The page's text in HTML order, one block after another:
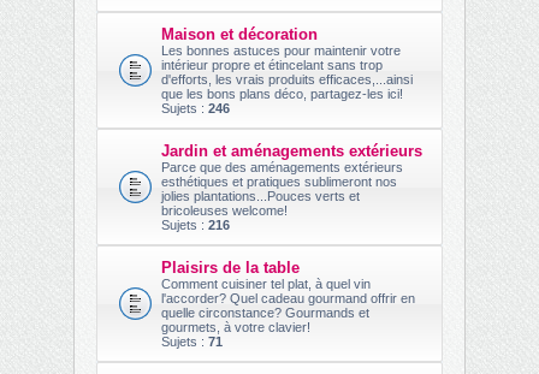
Maison et décoration
Les bonnes astuces pour maintenir votre
intérieur propre et étincelant sans trop
d'efforts, les vrais produits efficaces,...ainsi
que les bons plans déco, partagez-les ici!
Sujets : 246
Jardin et aménagements extérieurs
Parce que des aménagements extérieurs
esthétiques et pratiques sublimeront nos
jolies plantations...Pouces verts et
bricoleuses welcome!
Sujets : 216
Plaisirs de la table
Comment cuisiner tel plat, à quel vin
l'accorder? Quel cadeau gourmand offrir en
quelle circonstance? Gourmands et
gourmets, à votre clavier!
Sujets : 71